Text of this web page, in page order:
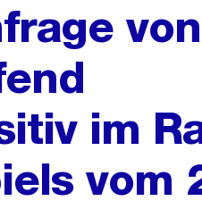
im
vom